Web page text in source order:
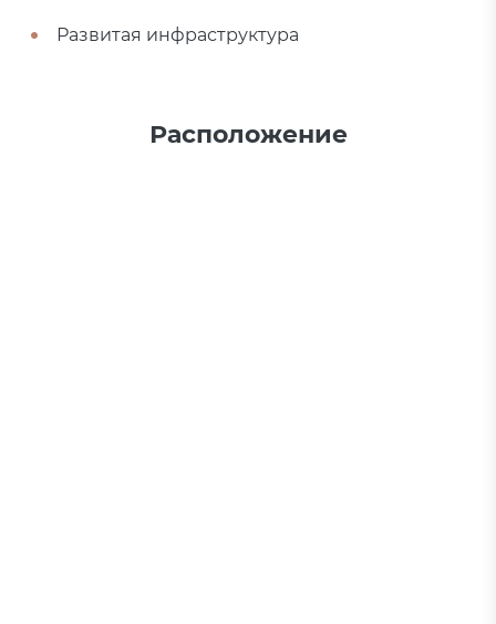
Развитая инфраструктура
Расположение